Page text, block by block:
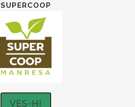
SUPERCOOP
VES-HI